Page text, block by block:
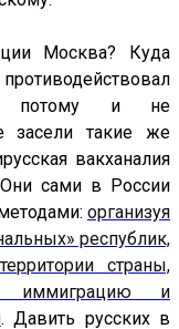
Москва? Куда
потому и не
засели такие же
вакханалия
сами в России
организуя
республик,
страны,
иммиграцию и
. Давить русских в